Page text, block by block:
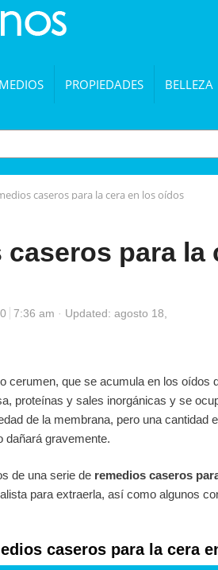
PROPIEDADES BELLEZA
caseros para la cera en los oídos
caseros para la
7:36 am
Updated: agosto 18,
cerumen, que se acumula en los oídos
proteínas y sales inorgánicas y se
de la membrana, pero una cantidad
dañará gravemente.
de una serie de remedios caseros
para extraerla, así como algunos
caseros para la cera